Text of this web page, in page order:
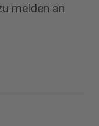
melden an